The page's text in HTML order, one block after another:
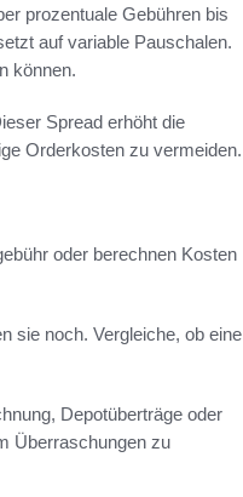
prozentuale Gebühren bis
auf variable Pauschalen.
können.
Spread erhöht die
Orderkosten zu vermeiden.
oder berechnen Kosten
sie noch. Vergleiche, ob eine
Depotüberträge oder
Überraschungen zu